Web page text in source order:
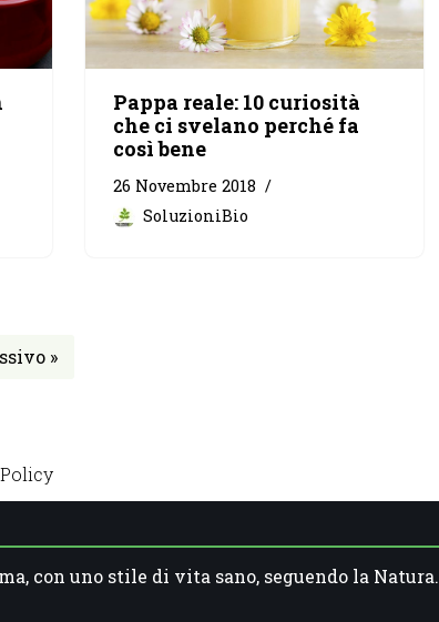
Pappa reale: 10 curiosità
che ci svelano perché fa
così bene
26 Novembre 2018
SoluzioniBio
»
con uno stile di vita sano, seguendo la Natura.